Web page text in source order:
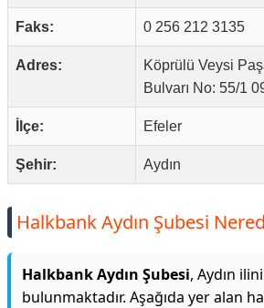
Faks: 0 256 212 3135
Adres:
Köprülü Veysi
Bulvarı No: 55/1
İlçe: Efeler
Şehir: Aydın
Halkbank Aydın Şubesi
Halkbank Aydın Şubesi, Aydın
bulunmaktadır. Aşağıda yer alan